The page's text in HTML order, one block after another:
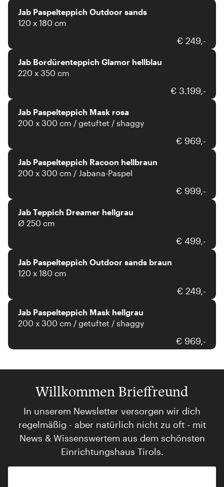
Jab Paspelteppich Outdoor sands
120 x 180 cm
€ 249,-
JAB Anstoetz
Jab Bordürenteppich Glamor hellblau
220 x 350 cm
€ 3.199,-
JAB Anstoetz
Jab Paspelteppich Mask rosa
200 x 300 cm / getuftet / shaggy
€ 969,-
JAB Anstoetz
Jab Paspelteppich Racoon hellbraun
200 x 300 cm / Jabana-Paspel
€ 999,-
JAB Anstoetz
Jab Teppich Dreamer hellgrau
Ø 250 cm
€ 499,-
JAB Anstoetz
Jab Paspelteppich Outdoor sands braun
120 x 180 cm
€ 249,-
JAB Anstoetz
Jab Paspelteppich Mask hellgrau
200 x 300 cm / getuftet / shaggy
€ 969,-
Willkommen Brieffreund
In unserem Newsletter versorgen wir dich
regelmäßig - aber natürlich nicht zu oft - mit
News & Wissenswertem aus dem schönsten
Einrichtungshaus Tirols.